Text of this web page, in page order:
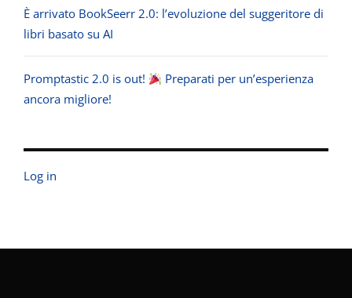
È arrivato BookSeerr 2.0: l’evoluzione del suggeritore di
libri basato su AI
Promptastic 2.0 is out!
Preparati per un’esperienza
ancora migliore!
Log in